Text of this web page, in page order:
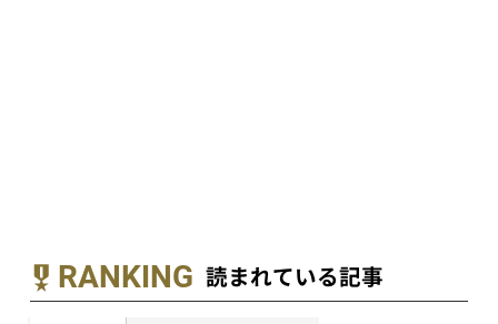
RANKING 読まれている記事